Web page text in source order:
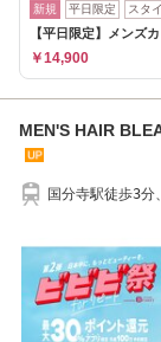
新規 平日限定 スタ
【平日限定】メンズ
￥14,900
MEN'S HAIR
国分寺駅徒歩3